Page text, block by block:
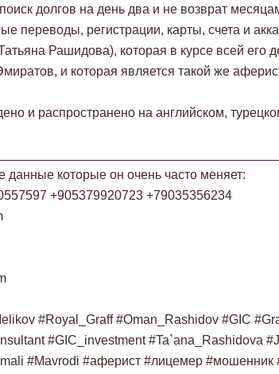
долгов на день два и не возврат
переводы, регистрации, карты, счета и
Рашидова), которая в курсе всей его
и которая является такой же
и распространено на английском,
данные которые он очень часто меняет:
+905379920723 +79035356234
#Royal_Graff #Oman_Rashidov #GIC
#GIC_investment #Ta`ana_Rashidova
#Mavrodi #аферист #лицемер #мошенник